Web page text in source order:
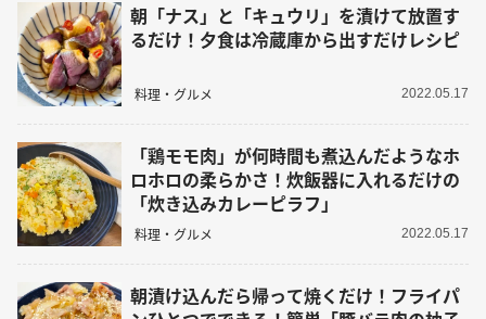
朝「ナス」と「キュウリ」を漬けて放置す
るだけ！夕食は冷蔵庫から出すだけレシピ
料理・グルメ 2022.05.17
「鶏モモ肉」が何時間も煮込んだようなホ
ロホロの柔らかさ！炊飯器に入れるだけの
「炊き込みカレーピラフ」
料理・グルメ 2022.05.17
朝漬け込んだら帰って焼くだけ！フライパ